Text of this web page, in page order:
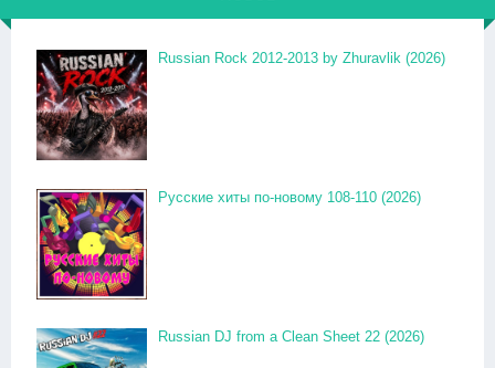
Russian Rock 2012-2013 by Zhuravlik (2026)
Русские хиты по-новому 108-110 (2026)
Russian DJ from a Clean Sheet 22 (2026)